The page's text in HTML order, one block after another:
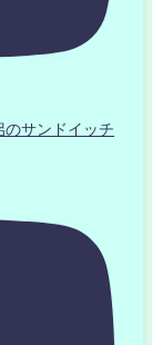
サンドイッチ